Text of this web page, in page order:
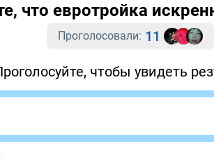
что евротройка
Проголосовали: 11
чтобы увидеть